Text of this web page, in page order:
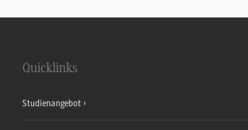
Quicklinks
Studienangebot